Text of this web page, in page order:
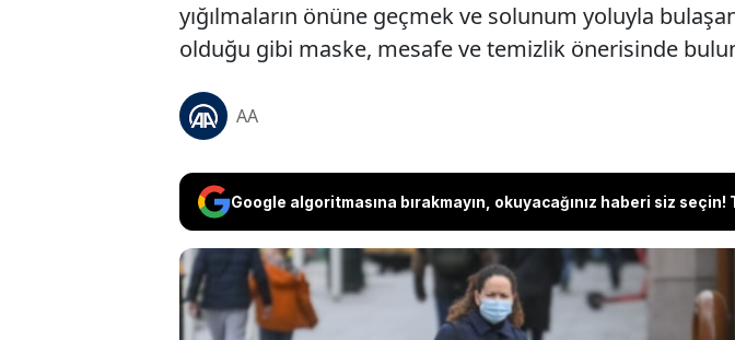
yığılmaların önüne geçmek ve solunum yoluyla
olduğu gibi maske, mesafe ve temizlik önerisinde
AA
Google algoritmasına bırakmayın, okuyacağınız haberi siz seçin!